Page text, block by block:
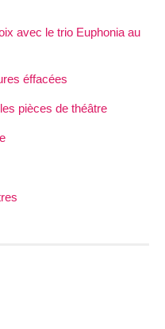
avec le trio Euphonia au
éffacées
pièces de théâtre